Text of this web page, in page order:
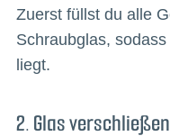
Zuerst füllst du alle
Schraubglas,
liegt.
2. Glas